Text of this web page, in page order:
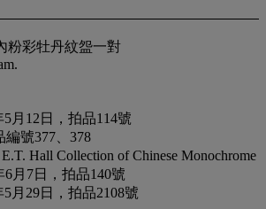
粉彩牡丹紋盌一對
月12日，拍品114號
編號377、378
Hall Collection of Chinese Monochrome
6月7日，拍品140號
月29日，拍品2108號